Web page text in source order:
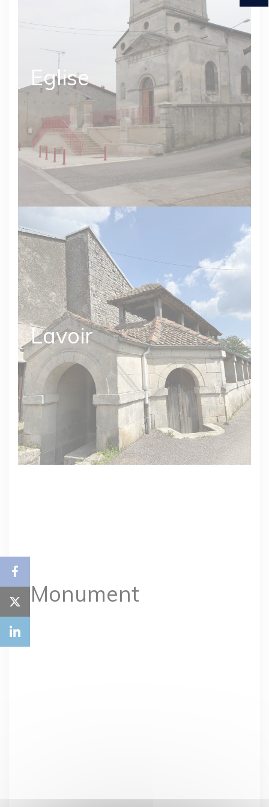
Eglise
Lavoir
Monument